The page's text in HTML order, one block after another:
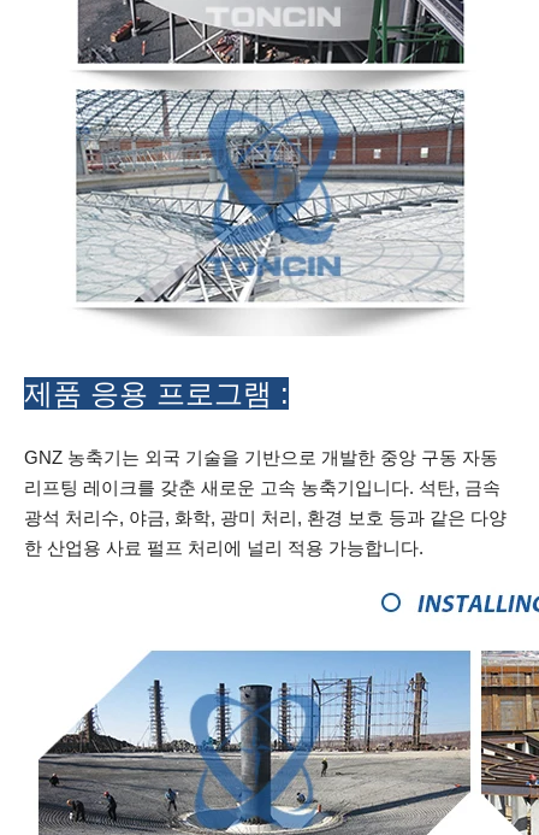
제품 응용 프로그램 :
GNZ 농축기는 외국 기술을 기반으로 개발한 중앙 구동 자동
리프팅 레이크를 갖춘 새로운 고속 농축기입니다. 석탄, 금속
광석 처리수, 야금, 화학, 광미 처리, 환경 보호 등과 같은 다양
한 산업용 사료 펄프 처리에 널리 적용 가능합니다.